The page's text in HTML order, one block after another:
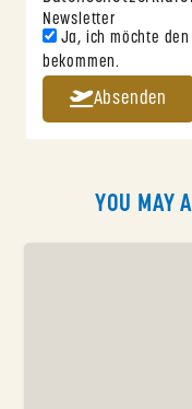
Newsletter
Ja, ich möchte
bekommen.
Absenden
YOU MAY